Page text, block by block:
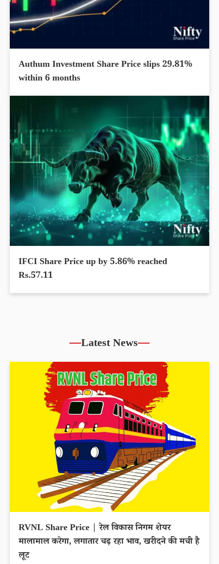
Authum Investment Share Price slips 29.81%
within 6 months
IFCI Share Price up by 5.86% reached
Rs.57.11
Latest News
RVNL Share Price | रेल विकास निगम शेयर
मालामाल करेगा, लगातार चढ़ रहा भाव, खरीदने की मची है
लूट